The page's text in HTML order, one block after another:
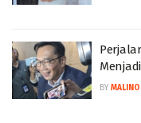
BY MALINO